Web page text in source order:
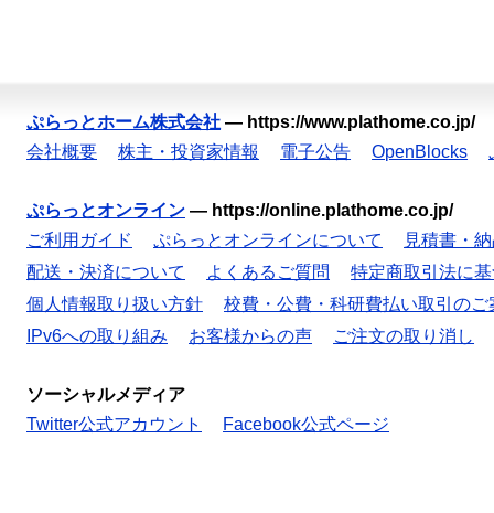
ぷらっとホーム株式会社 — https://www.plathome.co.jp/
会社概要
株主・投資家情報 電子公告 OpenBlocks
ぷらっとオンライン — https://online.plathome.co.jp/
ご利用ガイド
ぷらっとオンラインについて
見積書・
配送・決済について
よくあるご質問
特定商取引法に
個人情報取り扱い方針
校費・公費・科研費払い取引のご
IPv6への取り組み
お客様からの声 ご注文の取り消し
ソーシャルメディア
Twitter公式アカウント
Facebook公式ページ